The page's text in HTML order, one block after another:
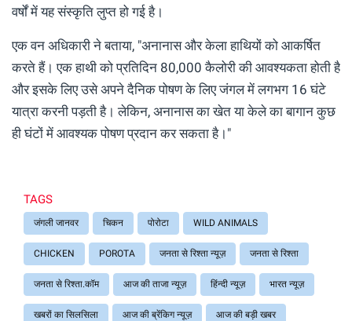
वर्षों में यह संस्कृति लुप्त हो गई है।
एक वन अधिकारी ने बताया, "अनानास और केला हाथियों को आकर्षित
करते हैं। एक हाथी को प्रतिदिन 80,000 कैलोरी की आवश्यकता होती है
और इसके लिए उसे अपने दैनिक पोषण के लिए जंगल में लगभग 16 घंटे
यात्रा करनी पड़ती है। लेकिन, अनानास का खेत या केले का बागान कुछ
ही घंटों में आवश्यक पोषण प्रदान कर सकता है।"
TAGS
जंगली जानवर चिकन पोरोटा WILD ANIMALS
CHICKEN POROTA जनता से रिश्ता न्यूज़ जनता से रिश्ता
जनता से रिश्ता.कॉम आज की ताजा न्यूज़ हिंन्दी न्यूज़ भारत न्यूज़
खबरों का सिलसिला आज की ब्रेंकिग न्यूज़ आज की बड़ी खबर